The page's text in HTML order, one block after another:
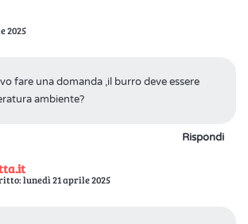
2025
fare una domanda ,il burro deve essere
ambiente?
Rispondi
lunedì 21 aprile 2025